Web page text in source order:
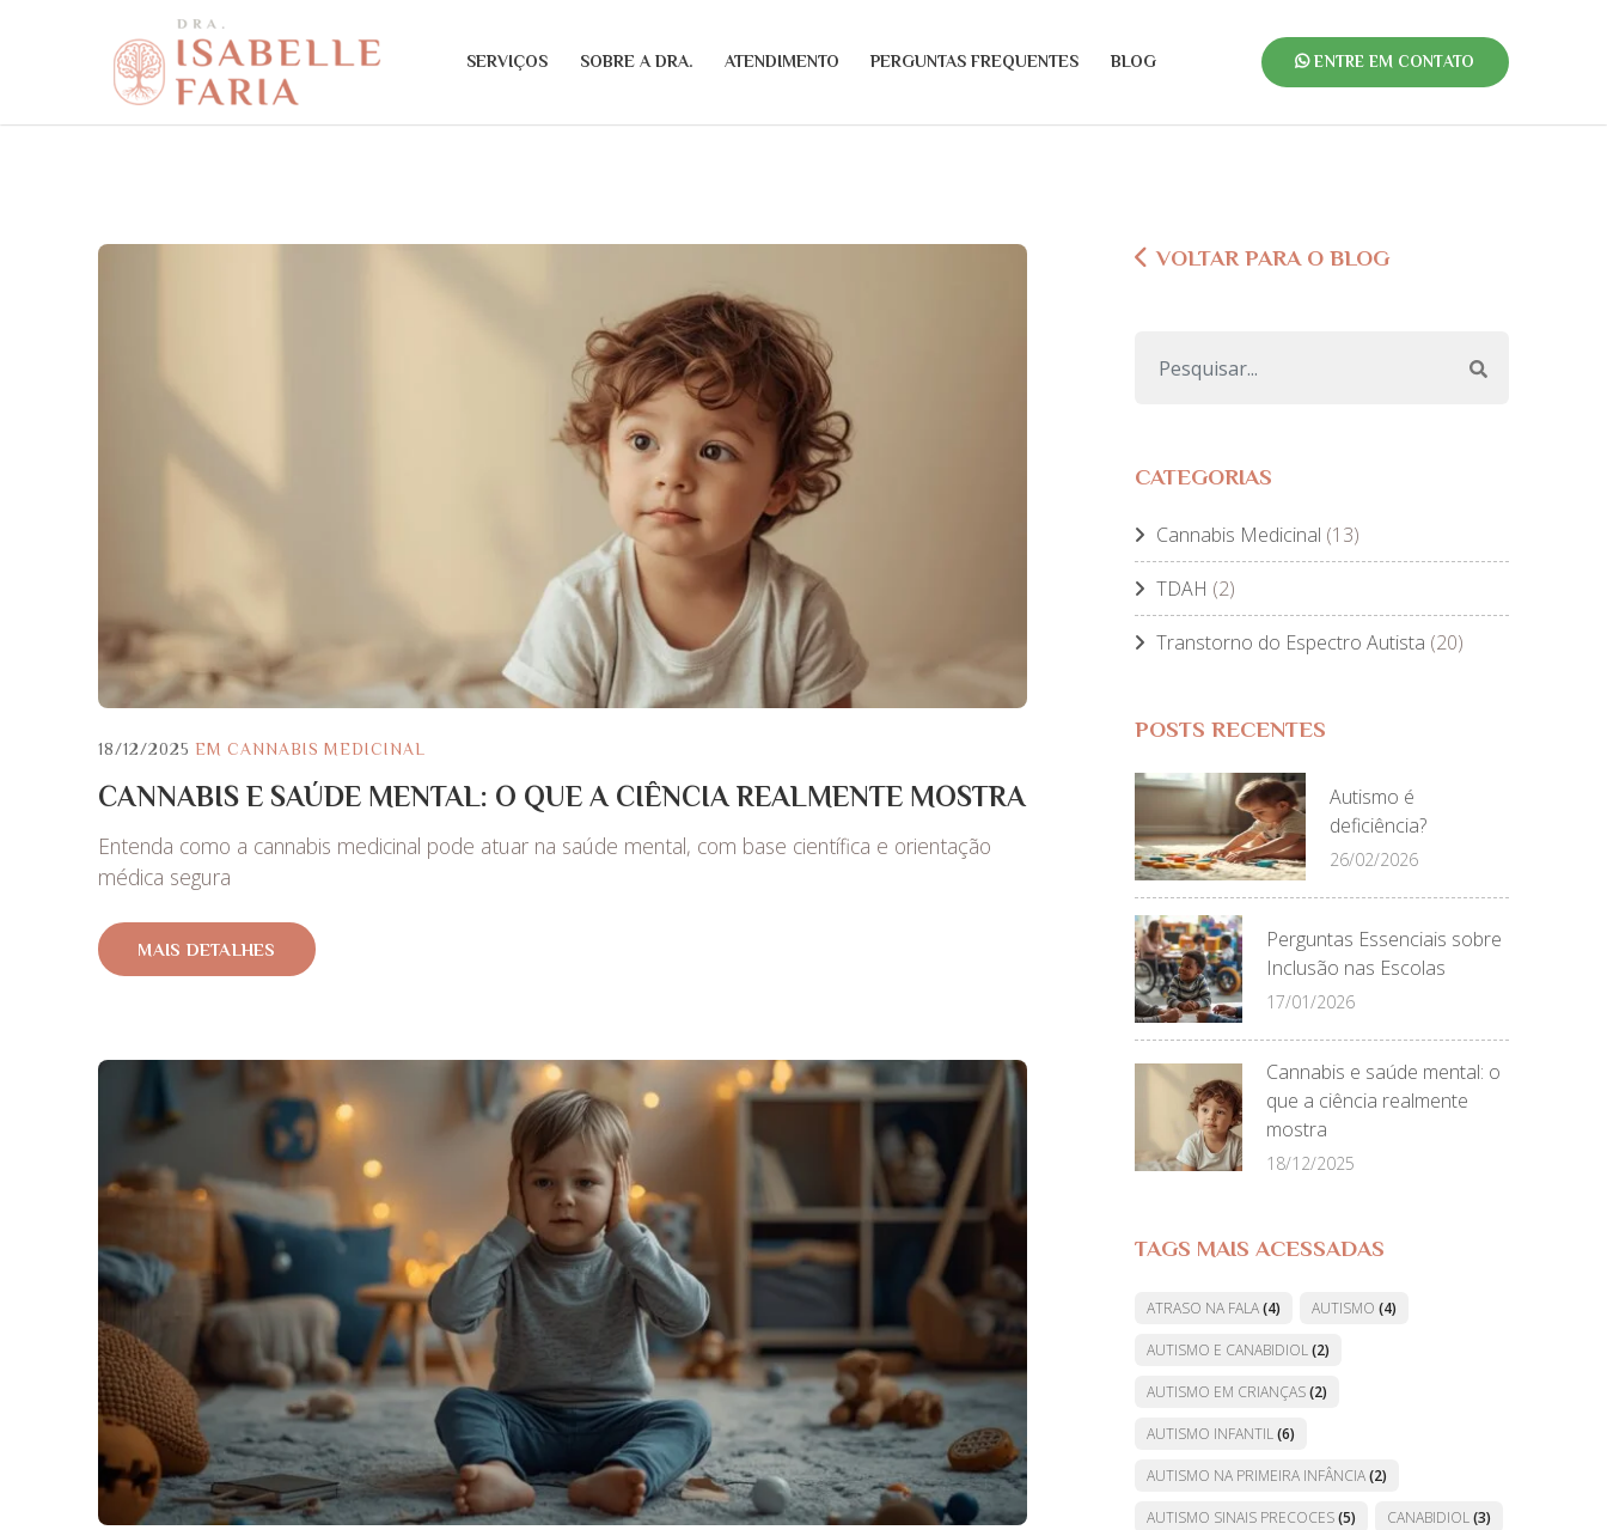
SERVIÇOS SOBRE A DRA. ATENDIMENTO PERGUNTAS FREQUENTES BLOG ENTRE EM CONTATO
18/12/2025 EMCANNABIS MEDICINAL
CANNABIS E SAÚDE MENTAL: O QUE A CIÊNCIA REALMENTE MOSTRA
Entenda como a cannabis medicinal pode atuar na saúde mental, com base científica e orientação
médica segura
MAIS DETALHES
VOLTAR PARA O BLOG
CATEGORIAS
Cannabis Medicinal (13)
TDAH (2)
Transtorno do Espectro Autista (20)
POSTS RECENTES
Autismo é
deficiência?
26/02/2026
Perguntas Essenciais sobre
Inclusão nas Escolas
17/01/2026
Cannabis e saúde mental: o
que a ciência realmente
mostra
18/12/2025
TAGS MAIS ACESSADAS
ATRASO NA FALA(4) AUTISMO (4)
AUTISMO E CANABIDIOL(2)
AUTISMO EM CRIANÇAS(2)
AUTISMO INFANTIL(6)
AUTISMO NA PRIMEIRA INFÂNCIA(2)
AUTISMO SINAIS PRECOCES(5) CANABIDIOL(3)